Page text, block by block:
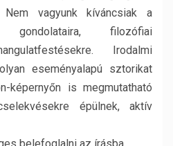
vagyunk kíváncsiak a
filozófiai
Irodalmi
eseményalapú sztorikat
képernyőn is megmutatható
épülnek, aktív